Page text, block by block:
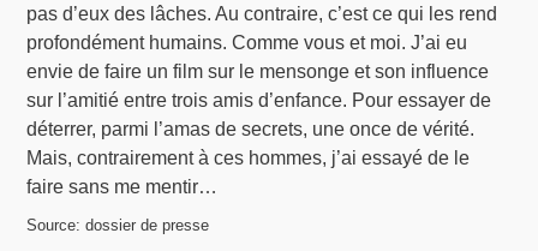
pas d’eux des lâches. Au contraire, c’est ce qui les rend
profondément humains. Comme vous et moi. J’ai eu
envie de faire un film sur le mensonge et son influence
sur l’amitié entre trois amis d’enfance. Pour essayer de
déterrer, parmi l’amas de secrets, une once de vérité.
Mais, contrairement à ces hommes, j’ai essayé de le
faire sans me mentir…
Source: dossier de presse